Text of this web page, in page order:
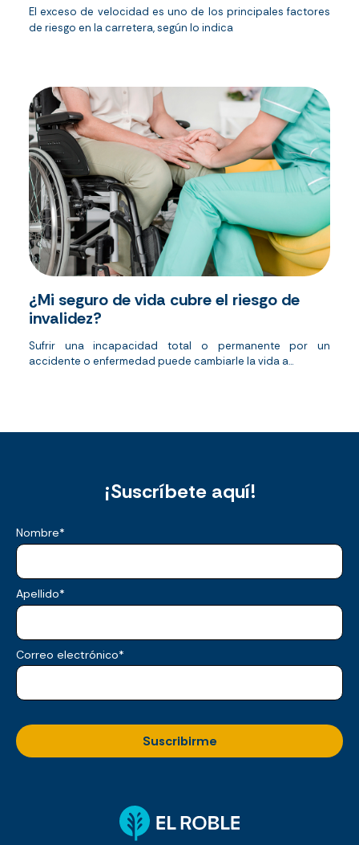
El exceso de velocidad es uno de los principales factores
de riesgo en la carretera, según lo indica
¿Mi seguro de vida cubre el riesgo de
invalidez?
Sufrir una incapacidad total o permanente por un
accidente o enfermedad puede cambiarle la vida a...
¡Suscríbete aquí!
Nombre*
Apellido*
Correo electrónico*